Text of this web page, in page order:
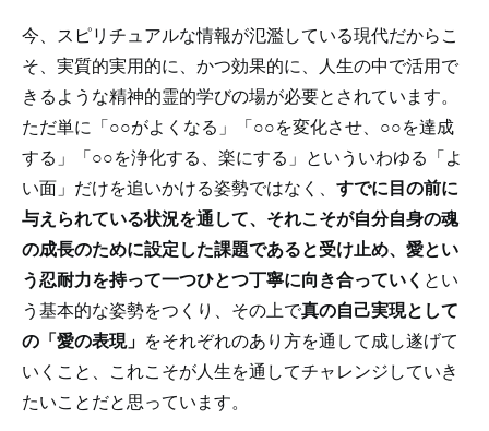
今、スピリチュアルな情報が氾濫している現代だからこ
そ、実質的実用的に、かつ効果的に、人生の中で活用で
きるような精神的霊的学びの場が必要とされています。
ただ単に「○○がよくなる」「○○を変化させ、○○を達成
する」「○○を浄化する、楽にする」といういわゆる「よ
い面」だけを追いかける姿勢ではなく、 すでに目の前に
与えられている状況を通して、それこそが自分自身の魂
の成長のために設定した課題であると受け止め、愛とい
う忍耐力を持って一つひとつ丁寧に向き合っていく とい
う基本的な姿勢をつくり、その上で真の自己実現として
の「愛の表現」 をそれぞれのあり方を通して成し遂げて
いくこと、これこそが人生を通してチャレンジしていき
たいことだと思っています。